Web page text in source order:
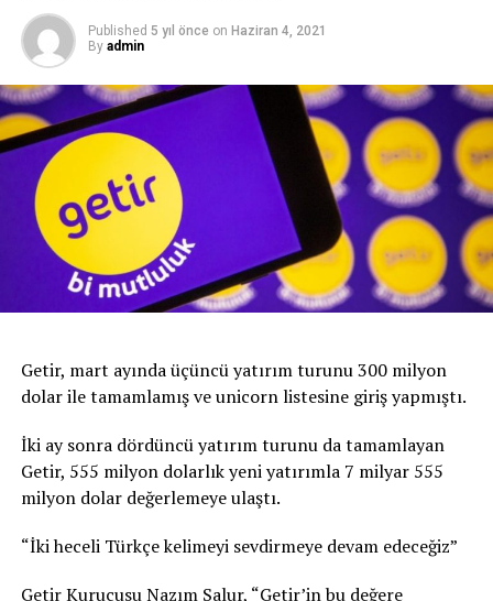
Published 5 yıl önce on Haziran 4, 2021
By admin
Getir, mart ayında üçüncü yatırım turunu 300 milyon
dolar ile tamamlamış ve unicorn listesine giriş yapmıştı.
İki ay sonra dördüncü yatırım turunu da tamamlayan
Getir, 555 milyon dolarlık yeni yatırımla 7 milyar 555
milyon dolar değerlemeye ulaştı.
“İki heceli Türkçe kelimeyi sevdirmeye devam edeceğiz”
Getir Kurucusu Nazım Salur, “Getir’in bu değere